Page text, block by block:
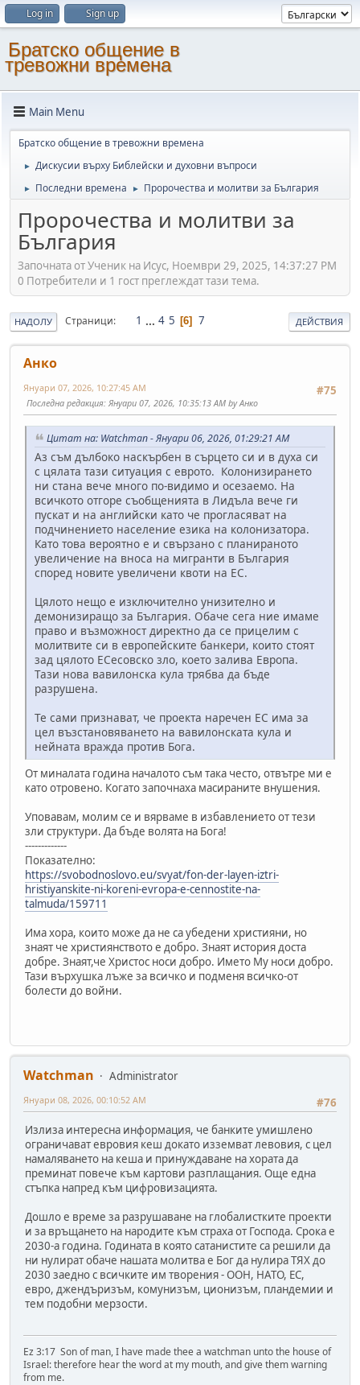
Log in Sign up
Братско общение в
тревожни времена
Main Menu
Братско общение в тревожни времена
► Дискусии върху Библейски и духовни въпроси
► Последни времена ► Пророчества и молитви за България
Пророчества и молитви за
България
Започната от Ученик на Исус, Ноември 29, 2025, 14:37:27 PM
0 Потребители и 1 гост преглеждат тази тема.
НАДОЛУ Страници 1 ... 4 5 6 7 ДЕЙСТВИЯ
Анко
#75
Януари 07, 2026, 10:27:45 AM
Последна редакция: Януари 07, 2026, 10:35:13 AM by Анко
Цитат на: Watchman - Януари 06, 2026, 01:29:21 AM
Аз съм дълбоко наскърбен в сърцето си и в духа си
с цялата тази ситуация с еврото. Колонизирането
ни стана вече много по-видимо и осезаемо. На
всичкото отгоре съобщенията в Лидъла вече ги
пускат и на английски като че прогласяват на
подчинението население езика на колонизатора.
Като това вероятно е и свързано с планираното
увеличение на вноса на мигранти в България
според новите увеличени квоти на ЕС.
Цялото нещо е изключително унизително и
демонизиращо за България. Обаче сега ние имаме
право и възможност директно да се прицелим с
молитвите си в европейските банкери, които стоят
зад цялото ЕСесовско зло, което залива Европа.
Тази нова вавилонска кула трябва да бъде
разрушена.
Те сами признават, че проекта наречен ЕС има за
цел възстановяването на вавилонската кула и
нейната вражда против Бога.
От миналата година началото съм така често, отвътре ми е
като отровено. Когато започнаха масираните внушения.
Уповавам, молим се и вярваме в избавлението от тези
зли структури. Да бъде волята на Бога!
-------------
Показателно:
https://svobodnoslovo.eu/svyat/fon-der-layen-iztri-
hristiyanskite-ni-koreni-evropa-e-cennostite-na-
talmuda/159711
Има хора, които може да не са убедени християни, но
знаят че християнството е добро. Знаят история доста
добре. Знаят,че Христос носи добро. Името Му носи добро.
Тази върхушка лъже за всичко и подменя всичко-от
болести до войни.
Watchman
Administrator
#76
Януари 08, 2026, 00:10:52 AM
Излиза интересна информация, че банките умишлено
ограничават евровия кеш докато изземват левовия, с цел
намаляването на кеша и принуждаване на хората да
преминат повече към картови разплащания. Още една
стъпка напред към цифровизацията.
Дошло е време за разрушаване на глобалистките проекти
и за връщането на народите към страха от Господа. Срока е
2030-а година. Годината в която сатанистите са решили да
ни нулират обаче нашата молитва е Бог да нулира ТЯХ до
2030 заедно с всичките им творения - ООН, НАТО, ЕС,
евро, джендъризъм, комунизъм, ционизъм, пландемии и
тем подобни мерзости.
Ez 3:17 Son of man, I have made thee a watchman unto the house of
Israel: therefore hear the word at my mouth, and give them warning
from me.